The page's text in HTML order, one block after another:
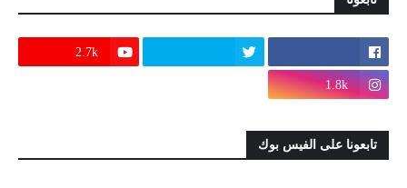
2.7k
1.8k
تابعونا على الفيس بوك